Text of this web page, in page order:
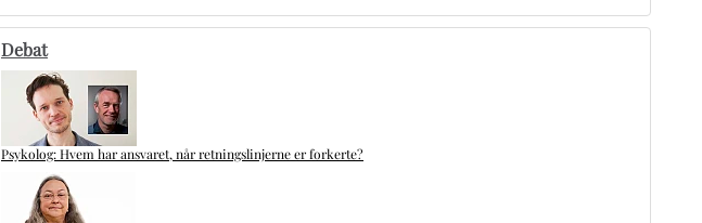
Debat
Psykolog: Hvem har ansvaret, når retningslinjerne er forkerte?